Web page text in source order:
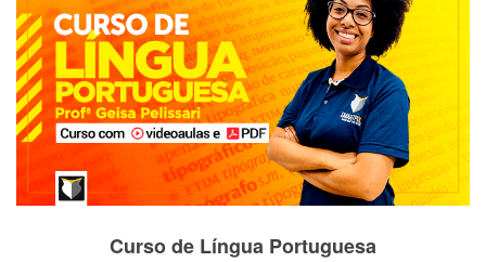
Curso de Língua Portuguesa